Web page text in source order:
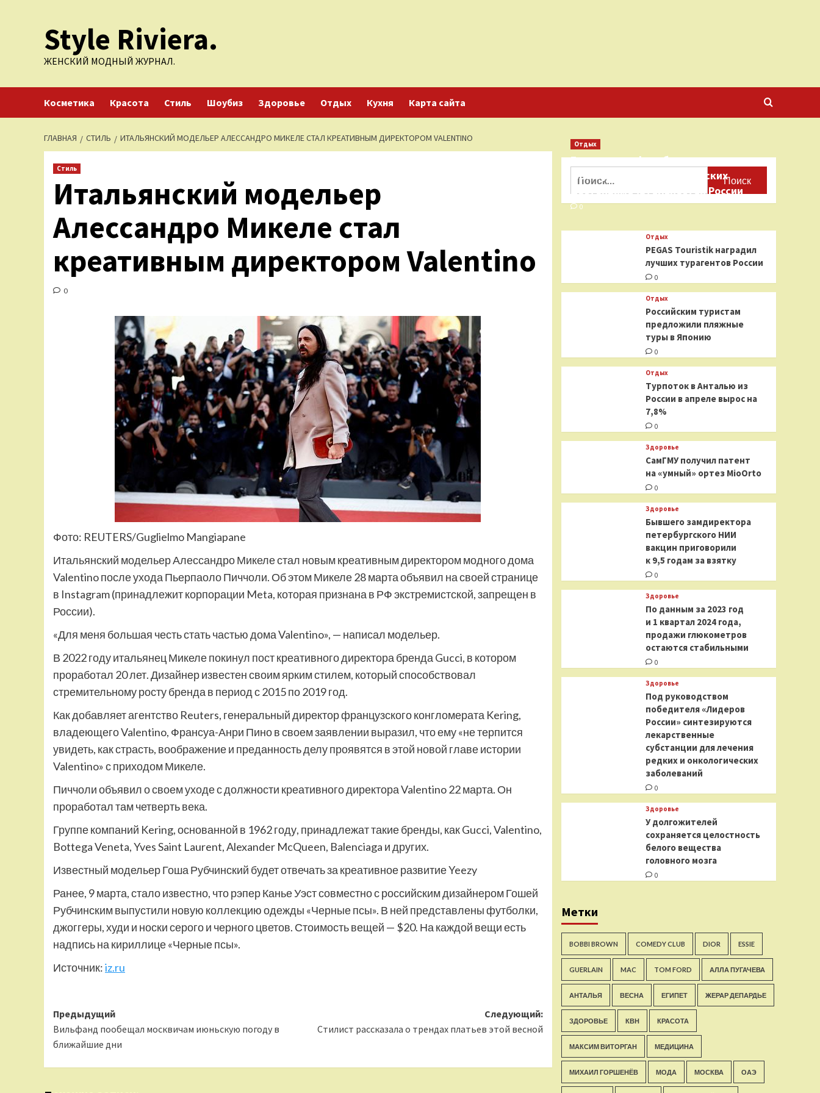
содержимомуStyle Riviera.
ЖЕНСКИЙ МОДНЫЙ ЖУРНАЛ.
Косметика Красота Стиль Шоубиз Здоровье Отдых Кухня Карта сайта
ГЛАВНАЯ СТИЛЬ ИТАЛЬЯНСКИЙ МОДЕЛЬЕР АЛЕССАНДРО МИКЕЛЕ СТАЛ КРЕАТИВНЫМ ДИРЕКТОРОМ VALENTINO
Стиль
Итальянский модельер
Алессандро Микеле стал
креативным директором Valentino
0
Фото: REUTERS/Guglielmo Mangiapane
Итальянский модельер Алессандро Микеле стал новым креативным директором модного дома
Valentino после ухода Пьерпаоло Пиччоли. Об этом Микеле 28 марта объявил на своей странице
в Instagram (принадлежит корпорации Meta, которая признана в РФ экстремистской, запрещен в
России).
«Для меня большая честь стать частью дома Valentino», — написал модельер.
В 2022 году итальянец Микеле покинул пост креативного директора бренда Gucci, в котором
проработал 20 лет. Дизайнер известен своим ярким стилем, который способствовал
стремительному росту бренда в период с 2015 по 2019 год.
Как добавляет агентство Reuters, генеральный директор французского конгломерата Kering,
владеющего Valentino, Франсуа-Анри Пино в своем заявлении выразил, что ему «не терпится
увидеть, как страсть, воображение и преданность делу проявятся в этой новой главе истории
Valentino» с приходом Микеле.
Пиччоли объявил о своем уходе с должности креативного директора Valentino 22 марта. Он
проработал там четверть века.
Группе компаний Kering, основанной в 1962 году, принадлежат такие бренды, как Gucci, Valentino,
Bottega Veneta, Yves Saint Laurent, Alexander McQueen, Balenciaga и других.
Известный модельер Гоша Рубчинский будет отвечать за креативное развитие Yeezy
Ранее, 9 марта, стало известно, что рэпер Канье Уэст совместно с российским дизайнером Гошей
Рубчинским выпустили новую коллекцию одежды «Черные псы». В ней представлены футболки,
джоггеры, худи и носки серого и черного цветов. Стоимость вещей — $20. На каждой вещи есть
надпись на кириллице «Черные псы».
Источник:iz.ru
Навигация
записи
Предыдущий
Вильфанд пообещал москвичам июньскую погоду в
ближайшие дни
Следующий:
Стилист рассказала о трендах платьев этой весной
Отдых
Бесплатные фотобанки с
фотографиями туристических
достопримечательностей России
0
Отдых
PEGAS Touristik наградил
лучших турагентов России
0
Отдых
Российским туристам
предложили пляжные
туры в Японию
0
Отдых
Турпоток в Анталью из
России в апреле вырос на
7,8%
0
Здоровье
СамГМУ получил патент
на «умный» ортез MioOrto
0
Здоровье
Бывшего замдиректора
петербургского НИИ
вакцин приговорили
к 9,5 годам за взятку
0
Здоровье
По данным за 2023 год
и 1 квартал 2024 года,
продажи глюкометров
остаются стабильными
0
Здоровье
Под руководством
победителя «Лидеров
России» синтезируются
лекарственные
субстанции для лечения
редких и онкологических
заболеваний
0
Здоровье
У долгожителей
сохраняется целостность
белого вещества
головного мозга
0
Метки
BOBBI BROWN COMEDY CLUB DIOR ESSIE
GUERLAIN MAC TOM FORD АЛЛА ПУГАЧЕВА
АНТАЛЬЯ ВЕСНА ЕГИПЕТ ЖЕРАР ДЕПАРДЬЕ
ЗДОРОВЬЕ КВН КРАСОТА
МАКСИМ ВИТОРГАН МЕДИЦИНА
МИХАИЛ ГОРШЕНЁВ МОДА МОСКВА ОАЭ